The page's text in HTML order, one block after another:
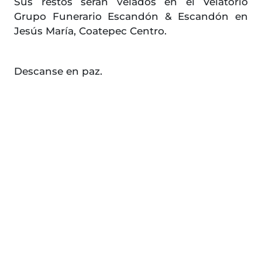
Grupo Funerario Escandón & Escandón en
Jesús María, Coatepec Centro.
Descanse en paz.